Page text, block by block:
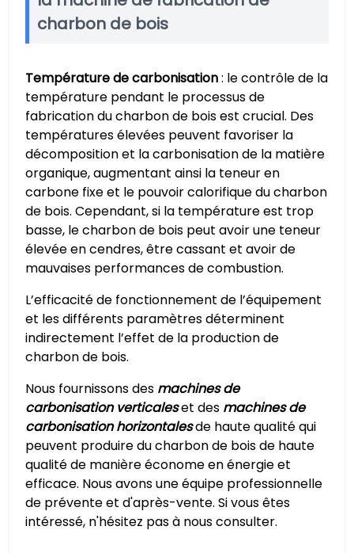
charbon de bois
Température de carbonisation: le contrôle de la
température pendant le processus de
fabrication du charbon de bois est crucial. Des
températures élevées peuvent favoriser la
décomposition et la carbonisation de la matière
organique, augmentant ainsi la teneur en
carbone fixe et le pouvoir calorifique du charbon
de bois. Cependant, si la température est trop
basse, le charbon de bois peut avoir une teneur
élevée en cendres, être cassant et avoir de
mauvaises performances de combustion.
L’efficacité de fonctionnement de l’équipement
et les différents paramètres déterminent
indirectement l’effet de la production de
charbon de bois.
Nous fournissons des machines de
carbonisation verticaleset des machines de
carbonisation horizontalesde haute qualité qui
peuvent produire du charbon de bois de haute
qualité de manière économe en énergie et
efficace. Nous avons une équipe professionnelle
de prévente et d'après-vente. Si vous êtes
intéressé, n'hésitez pas à nous consulter.